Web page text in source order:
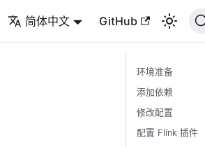
简体中文 GitHub
环境准备
添加依赖
修改配置
配置 Flink 插件